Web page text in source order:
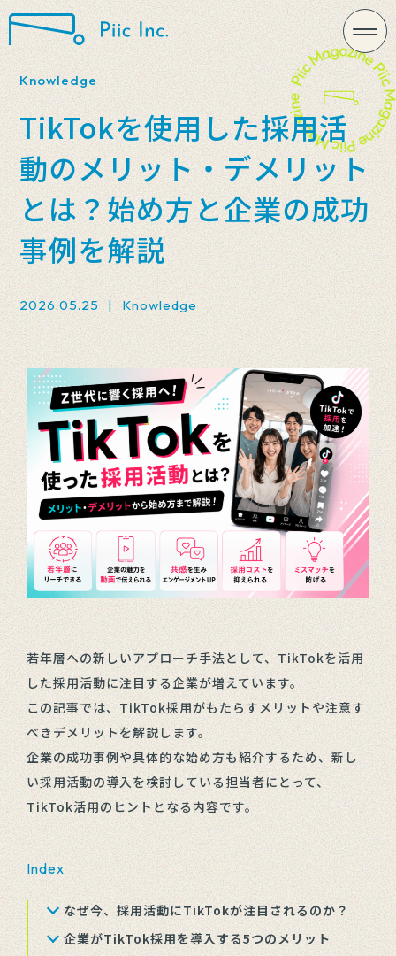
Knowledge
TikTokを使用した採用活
動のメリット・デメリット
とは？始め方と企業の成功
事例を解説
2026.05.25 | Knowledge
若年層への新しいアプローチ手法として、TikTokを活用
した採用活動に注目する企業が増えています。
この記事では、TikTok採用がもたらすメリットや注意す
べきデメリットを解説します。
企業の成功事例や具体的な始め方も紹介するため、新し
い採用活動の導入を検討している担当者にとって、
TikTok活用のヒントとなる内容です。
Index
なぜ今、採用活動にTikTokが注目されるのか？
企業がTikTok採用を導入する5つのメリット